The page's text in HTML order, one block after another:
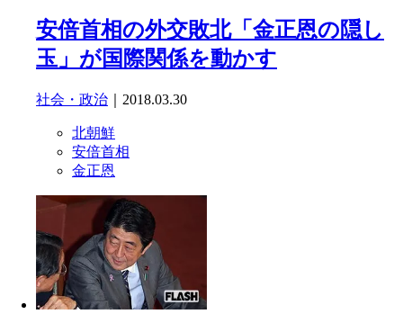
安倍首相の外交敗北「金正恩の隠し
玉」が国際関係を動かす
社会・政治 ｜2018.03.30
北朝鮮
安倍首相
金正恩